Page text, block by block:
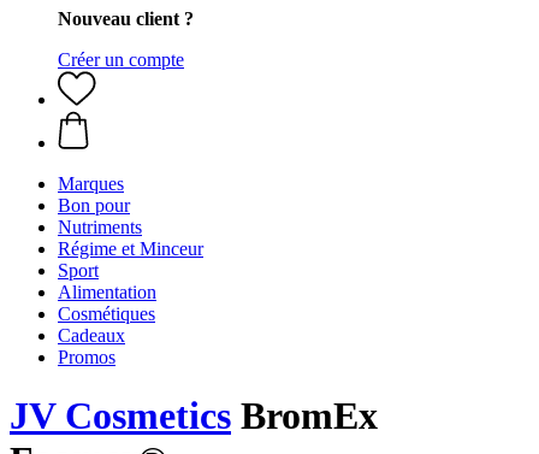
Nouveau client ?
Créer un compte
Marques
Bon pour
Nutriments
Régime et Minceur
Sport
Alimentation
Cosmétiques
Cadeaux
Promos
JV Cosmetics BromEx